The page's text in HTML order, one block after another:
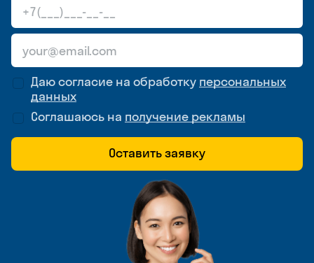
Даю согласие на обработку персональных
данных
Соглашаюсь на получение рекламы
Оставить заявку